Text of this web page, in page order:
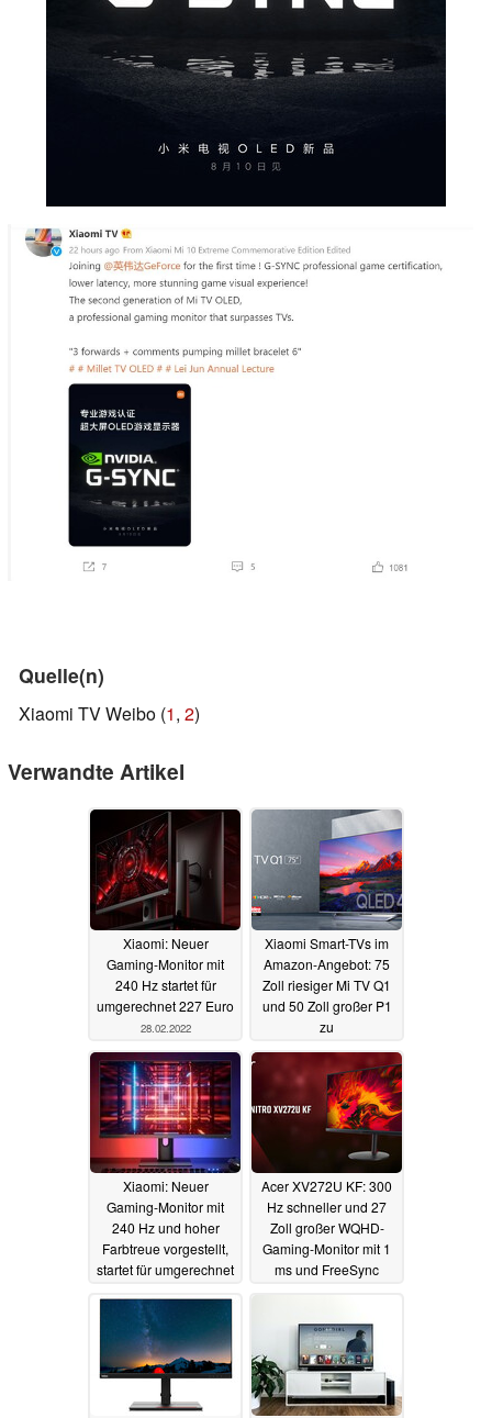
Quelle(n)
Xiaomi TV Weibo (1, 2)
Verwandte Artikel
Xiaomi: Neuer
Gaming-Monitor mit
240 Hz startet für
umgerechnet 227 Euro
28.02.2022
Xiaomi Smart-TVs im
Amazon-Angebot: 75
Zoll riesiger Mi TV Q1
und 50 Zoll großer P1
zu
19.11.2021
Xiaomi: Neuer
Gaming-Monitor mit
240 Hz und hoher
Farbtreue vorgestellt,
startet für umgerechnet
Acer XV272U KF: 300
Hz schneller und 27
Zoll großer WQHD-
Gaming-Monitor mit 1
ms und FreeSync